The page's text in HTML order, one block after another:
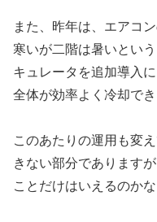
また、昨年は、エアコ
寒いが二階は暑いとい
キュレータを追加導入
全体が効率よく冷却でき
このあたりの運用も変
きない部分であります
ことだけはいえるのかな